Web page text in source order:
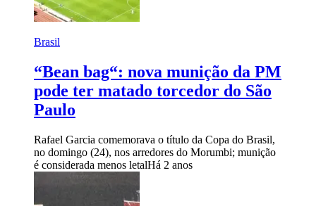
Brasil
“Bean bag“: nova munição da PM
pode ter matado torcedor do São
Paulo
Rafael Garcia comemorava o título da Copa do Brasil,
no domingo (24), nos arredores do Morumbi; munição
é considerada menos letalHá 2 anos